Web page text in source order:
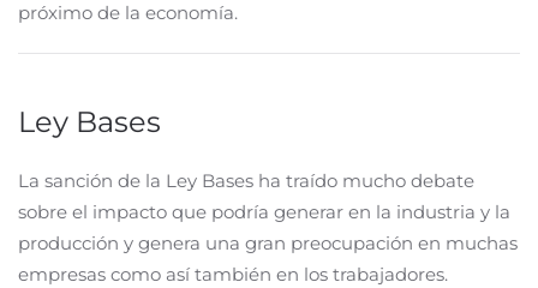
próximo de la economía.
Ley Bases
La sanción de la Ley Bases ha traído mucho debate
sobre el impacto que podría generar en la industria y la
producción y genera una gran preocupación en muchas
empresas como así también en los trabajadores.